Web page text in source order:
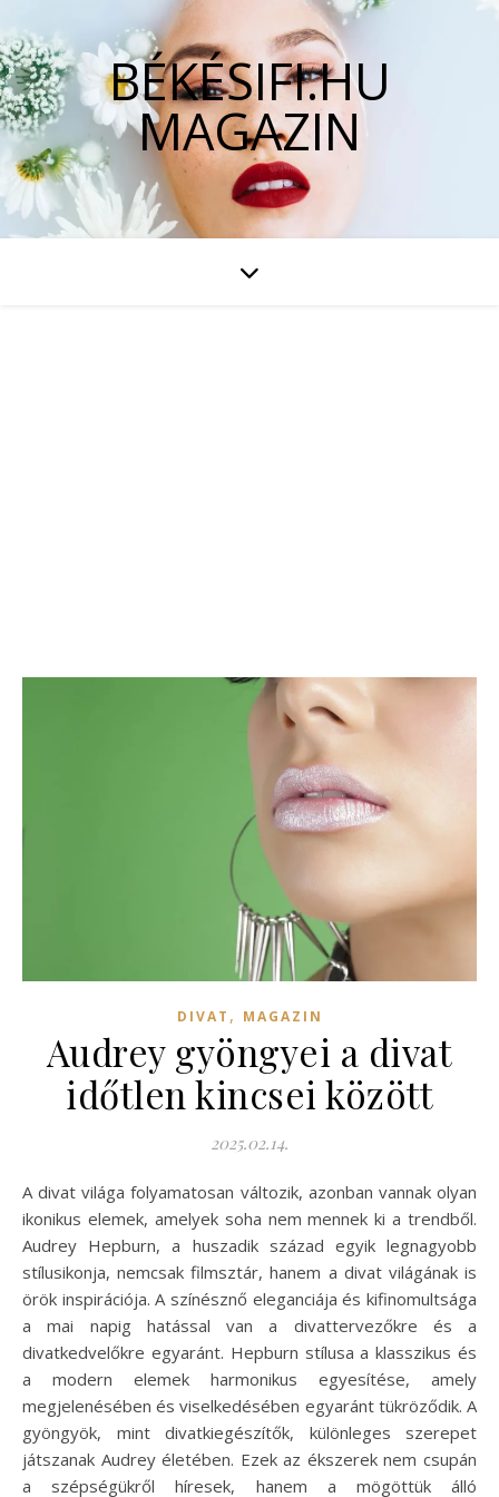
BÉKÉSIFI.HU
MAGAZIN
DIVAT , MAGAZIN
Audrey gyöngyei a divat
időtlen kincsei között
2025.02.14.
A divat világa folyamatosan változik, azonban vannak olyan
ikonikus elemek, amelyek soha nem mennek ki a trendből.
Audrey Hepburn, a huszadik század egyik legnagyobb
stílusikonja, nemcsak filmsztár, hanem a divat világának is
örök inspirációja. A színésznő eleganciája és kifinomultsága
a mai napig hatással van a divattervezőkre és a
divatkedvelőkre egyaránt. Hepburn stílusa a klasszikus és
a modern elemek harmonikus egyesítése, amely
megjelenésében és viselkedésében egyaránt tükröződik. A
gyöngyök, mint divatkiegészítők, különleges szerepet
játszanak Audrey életében. Ezek az ékszerek nem csupán
a szépségükről híresek, hanem a mögöttük álló